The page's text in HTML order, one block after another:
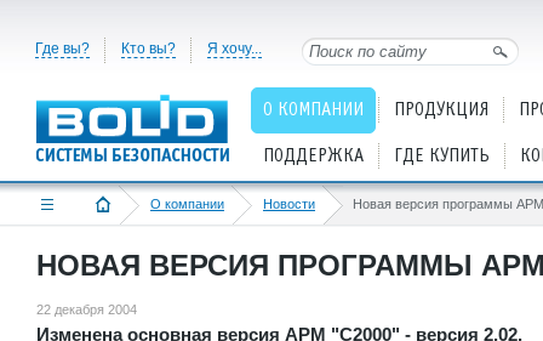
Где вы? Кто вы? Я хочу...
О КОМПАНИИ ПРОДУКЦИЯ
ПОДДЕРЖКА ГДЕ КУПИТЬ
О компании Новости Новая версия программы
НОВАЯ ВЕРСИЯ ПРОГРАММЫ АРМ
22 декабря 2004
Изменена основная версия АРМ "С2000" - версия 2.02.